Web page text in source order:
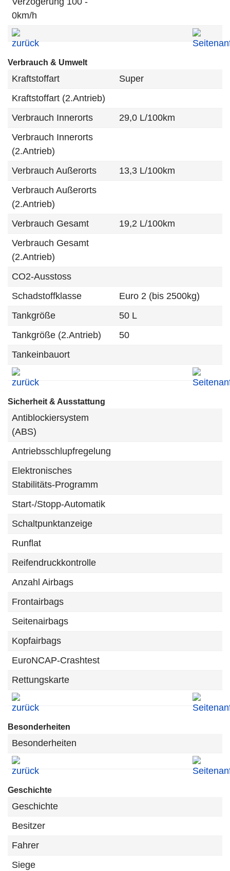
0km/h
Verbrauch & Umwelt
Kraftstoffart
Super
Kraftstoffart (2.Antrieb)
Verbrauch Innerorts
29,0 L/100km
Verbrauch Innerorts
(2.Antrieb)
Verbrauch Außerorts
13,3 L/100km
Verbrauch Außerorts
(2.Antrieb)
Verbrauch Gesamt
19,2 L/100km
Verbrauch Gesamt
(2.Antrieb)
CO2-Ausstoss
Schadstoffklasse
Euro 2 (bis 2500kg)
Tankgröße
50 L
Tankgröße (2.Antrieb)
50
Tankeinbauort
Sicherheit & Ausstattung
Antiblockiersystem
(ABS)
Antriebsschlupfregelung
Elektronisches
Stabilitäts-Programm
Start-/Stopp-Automatik
Schaltpunktanzeige
Runflat
Reifendruckkontrolle
Anzahl Airbags
Frontairbags
Seitenairbags
Kopfairbags
EuroNCAP-Crashtest
Rettungskarte
Besonderheiten
Besonderheiten
Geschichte
Geschichte
Besitzer
Fahrer
Siege